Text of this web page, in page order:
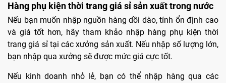
Hàng phụ kiện thời trang giá sỉ sản xuất trong nước
Nếu bạn muốn nhập nguồn hàng dồi dào, tính ổn định cao
và giá tốt hơn, hãy tham khảo nhập hàng phụ kiện thời
trang giá sỉ tại các xưởng sản xuất. Nếu nhập số lượng lớn,
bạn nhập qua xưởng sẽ được mức giá cực tốt.
Nếu kinh doanh nhỏ lẻ, bạn có thể nhập hàng qua các